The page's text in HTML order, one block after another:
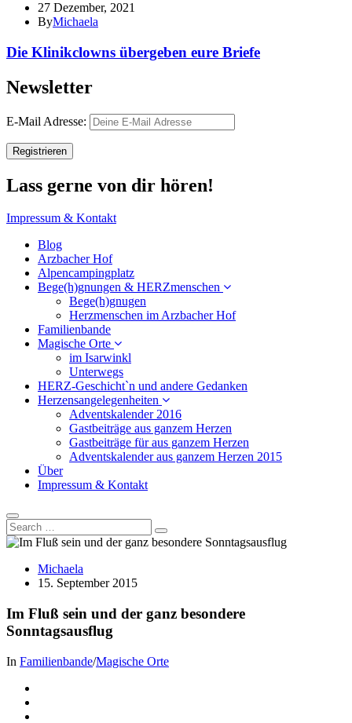
27 Dezember, 2021
ByMichaela
Die Klinikclowns übergeben eure Briefe
Newsletter
E-Mail Adresse:
Lass gerne von dir hören!
Impressum & Kontakt
Blog
Arzbacher Hof
Alpencampingplatz
Bege(h)gnungen & HERZmenschen
Bege(h)gnugen
Herzmenschen im Arzbacher Hof
Familienbande
Magische Orte
im Isarwinkl
Unterwegs
HERZ-Geschicht`n und andere Gedanken
Herzensangelegenheiten
Adventskalender 2016
Gastbeiträge aus ganzem Herzen
Gastbeiträge für aus ganzem Herzen
Adventskalender aus ganzem Herzen 2015
Über
Impressum & Kontakt
Michaela
15. September 2015
Im Fluß sein und der ganz besondere
Sonntagsausflug
In Familienbande/Magische Orte